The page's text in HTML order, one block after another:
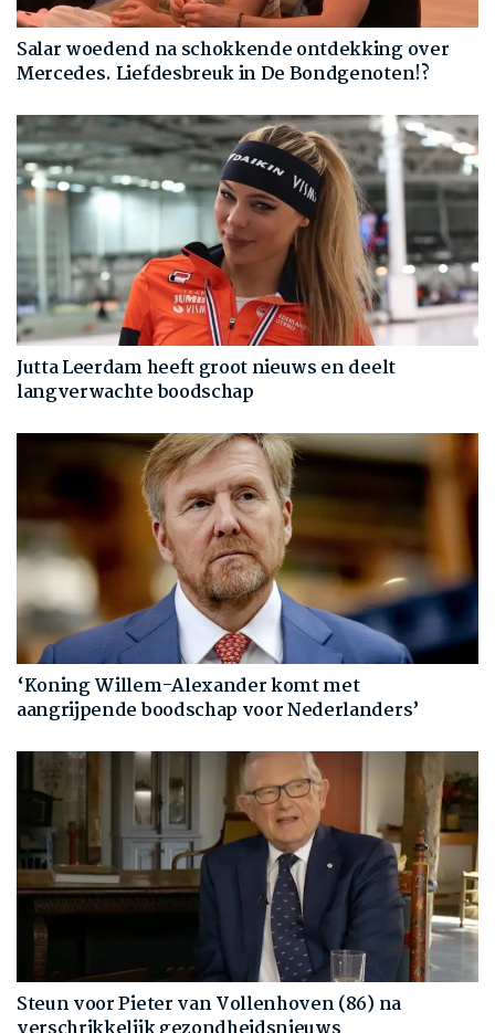
Salar woedend na schokkende ontdekking over
Mercedes. Liefdesbreuk in De Bondgenoten!?
Jutta Leerdam heeft groot nieuws en deelt
langverwachte boodschap
‘Koning Willem-Alexander komt met
aangrijpende boodschap voor Nederlanders’
Steun voor Pieter van Vollenhoven (86) na